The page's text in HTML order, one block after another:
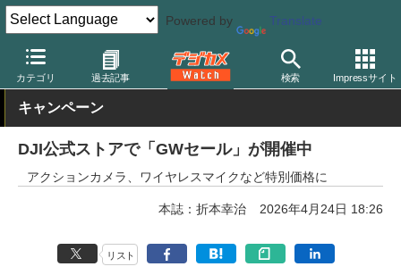
Powered by Translate
カテゴリ 過去記事 検索 Impressサイト
デジカメ Watch カメラ レンズ一体型（コンパクト）カメラ
キャンペーン
DJI公式ストアで「GWセール」が開催中
アクションカメラ、ワイヤレスマイクなど特別価格に
本誌：折本幸治 2026年4月24日 18:26
リスト